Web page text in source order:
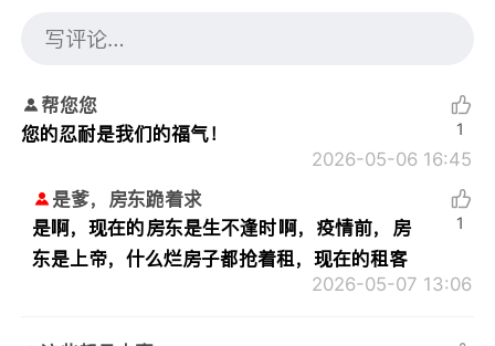
帮您您
您的忍耐是我们的福气！
2026-05-06 16:45
1
是爹，房东跪着求
是啊，现在的房东是生不逢时啊，疫情前，房
东是上帝，什么烂房子都抢着租，现在的租客
2026-05-07 13:06
1